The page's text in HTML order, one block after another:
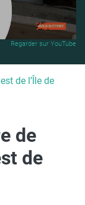
Regarder sur YouTube
de l’Île de
de
de